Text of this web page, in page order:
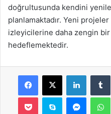
doğrultusunda kendini
planlamaktadır. Yeni
izleyicilerine daha zengin bir
hedeflemektedir.
Facebook
X LinkedIn
Pocket Skype